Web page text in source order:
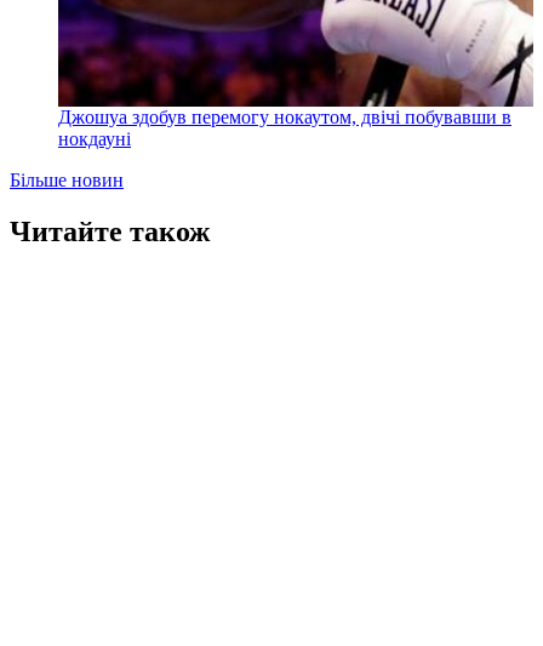
Джошуа здобув перемогу нокаутом, двічі побувавши в
нокдауні
Більше новин
Читайте також